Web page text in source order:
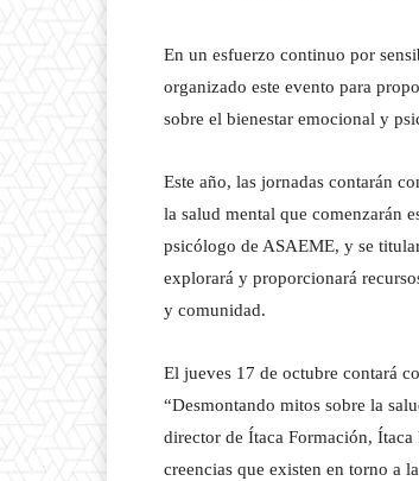
En un esfuerzo continuo por
organizado este evento para
sobre el bienestar emocional y
Este año, las jornadas contarán
la salud mental que comenzarán
psicólogo de ASAEME, y se
explorará y proporcionará
y comunidad.
El jueves 17 de octubre contará
“Desmontando mitos sobre la
director de Ítaca Formación, Ítaca
creencias que existen en torno a